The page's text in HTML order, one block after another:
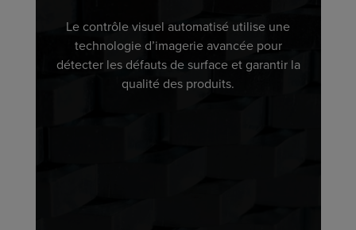
Le contrôle visuel automatisé utilise une
technologie d’imagerie avancée pour
détecter les défauts de surface et garantir la
qualité des produits.